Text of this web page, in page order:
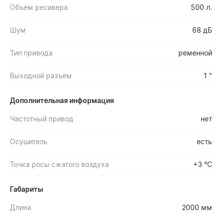
Объём ресивера 500 л.
Шум 68 дБ
Тип привода ременной
Выходной разъём 1 "
Дополнительная информация
Частотный привод нет
Осушитель есть
Точка росы сжатого воздуха +3 °С
Габариты
Длина 2000 мм